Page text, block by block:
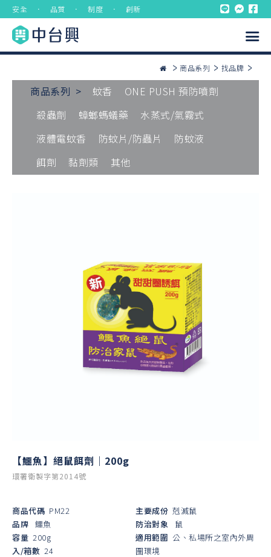
安全 ． 品質 ． 制度 ． 創新
商品系列 找品牌
商品系列 > 蚊香
ONE PUSH 預防噴劑
殺蟲劑
蟑螂螞蟻藥
水蒸式/氣霧式
液體電蚊香
防蚊片/防蟲片
防蚊液
餌劑
黏劑類 其他
【鱷魚】絕鼠餌劑｜200g
環署衛製字第2014號
商品代碼 PM22
品牌 鱷魚
容量 200g
入/箱數 24
主要成份 剋滅鼠
防治對象
鼠
適用範圍 公、私場所之室內外周
圍環境